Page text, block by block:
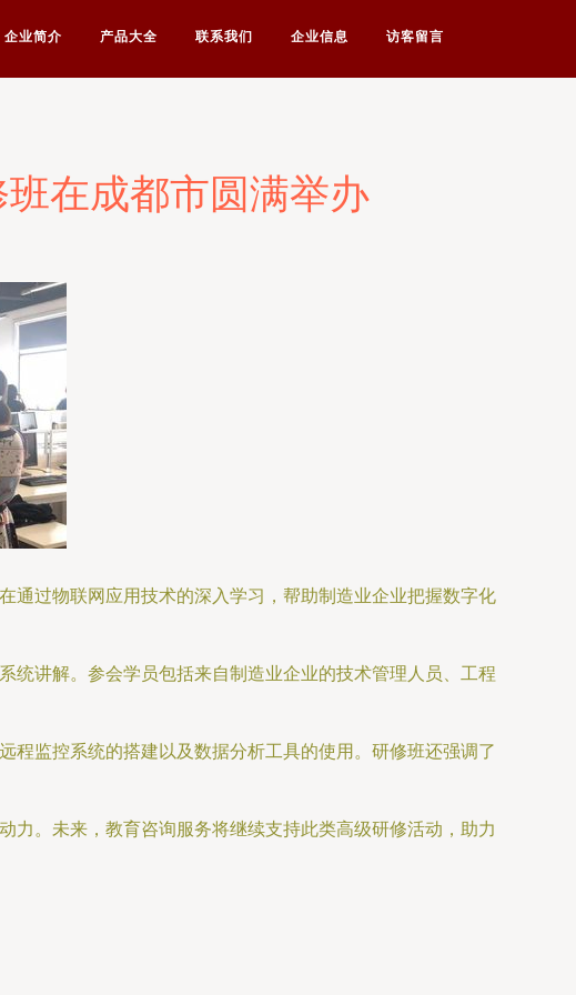
企业简介 产品大全 联系我们 企业信息 访客留言
在成都市圆满举办
通过物联网应用技术的深入学习，帮助制造业企业把握数字化
统讲解。参会学员包括来自制造业企业的技术管理人员、工程
程监控系统的搭建以及数据分析工具的使用。研修班还强调了
力。未来，教育咨询服务将继续支持此类高级研修活动，助力